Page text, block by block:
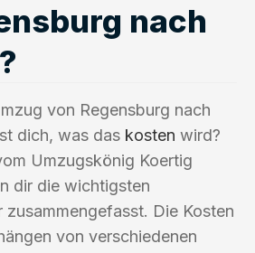
nach
von Regensburg nach
dich, was das kosten wird?
Umzugskönig Koertig
dir die wichtigsten
zusammengefasst. Die Kosten
von verschiedenen